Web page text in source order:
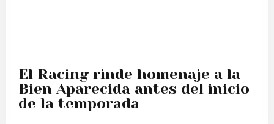
El Racing rinde homenaje a la
Bien Aparecida antes del inicio
de la temporada